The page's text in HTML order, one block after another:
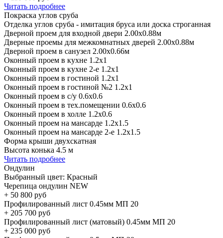
Читать подробнее
Покраска углов сруба
Отделка углов сруба - имитация бруса или доска строганная
Дверной проем для входной двери 2.00х0.88м
Дверные проемы для межкомнатных дверей 2.00х0.88м
Дверной проем в санузел 2.00х0.66м
Оконный проем в кухне 1.2х1
Оконный проем в кухне 2-е 1.2х1
Оконный проем в гостиной 1.2х1
Оконный проем в гостиной №2 1.2х1
Оконный проем в с/у 0.6х0.6
Оконный проем в тех.помещении 0.6х0.6
Оконный проем в холле 1.2х0.6
Оконный проем на мансарде 1.2х1.5
Оконный проем на мансарде 2-е 1.2х1.5
Форма крыши двухскатная
Высота конька 4.5 м
Читать подробнее
Ондулин
Выбранный цвет: Красный
Черепица ондулин NEW
+ 50 800 руб
Профилированный лист 0.45мм МП 20
+ 205 700 руб
Профилированный лист (матовый) 0.45мм МП 20
+ 235 000 руб